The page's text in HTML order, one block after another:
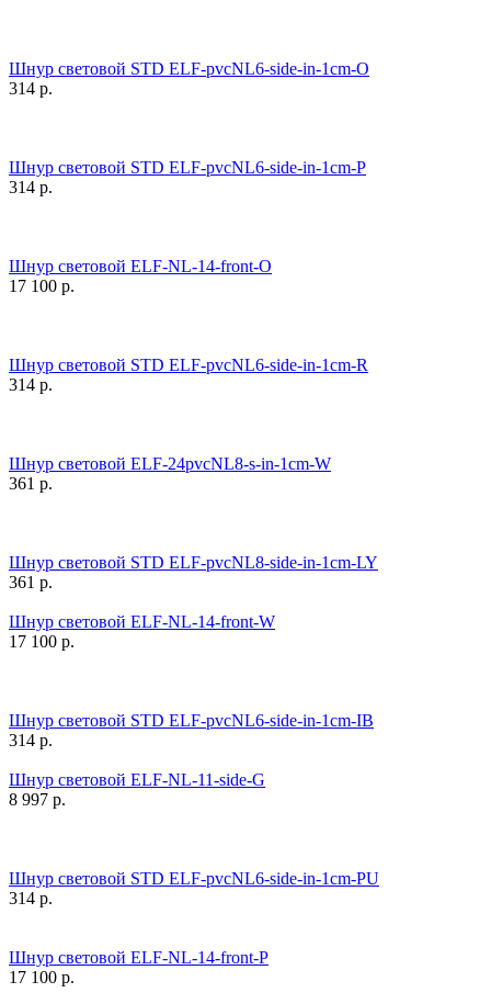
Шнур световой STD ELF-pvcNL6-side-in-1cm-O
314 р.
Шнур световой STD ELF-pvcNL6-side-in-1cm-P
314 р.
Шнур световой ELF-NL-14-front-O
17 100 р.
Шнур световой STD ELF-pvcNL6-side-in-1cm-R
314 р.
Шнур световой ELF-24pvcNL8-s-in-1cm-W
361 р.
Шнур световой STD ELF-pvcNL8-side-in-1cm-LY
361 р.
Шнур световой ELF-NL-14-front-W
17 100 р.
Шнур световой STD ELF-pvcNL6-side-in-1cm-IB
314 р.
Шнур световой ELF-NL-11-side-G
8 997 р.
Шнур световой STD ELF-pvcNL6-side-in-1cm-PU
314 р.
Шнур световой ELF-NL-14-front-P
17 100 р.